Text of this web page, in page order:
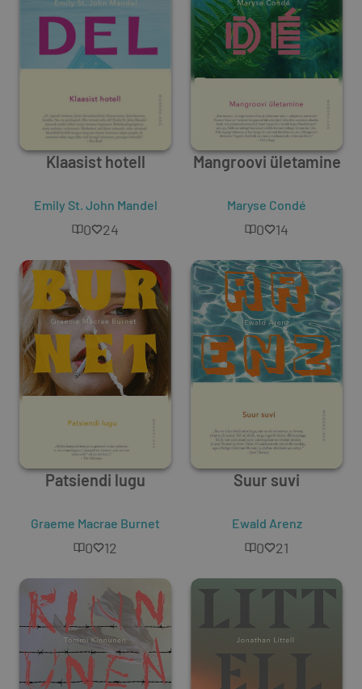
Klaasist hotell
Emily St. John Mandel
0 24
Mangroovi ületamine
Maryse Condé
0 14
Patsiendi lugu
Graeme Macrae Burnet
0 12
Suur suvi
Ewald Arenz
0 21